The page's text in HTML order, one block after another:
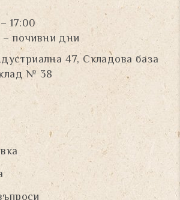
17:00
почивни дни
47, Складова база
№ 38